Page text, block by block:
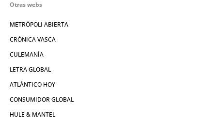
Otras webs
METRÓPOLI ABIERTA
CRÓNICA VASCA
CULEMANÍA
LETRA GLOBAL
ATLÁNTICO HOY
CONSUMIDOR GLOBAL
HULE & MANTEL